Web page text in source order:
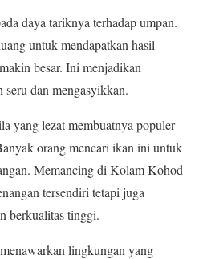
daya tariknya terhadap umpan.
untuk mendapatkan hasil
besar. Ini menjadikan
dan mengasyikkan.
yang lezat membuatnya populer
orang mencari ikan ini untuk
Memancing di Kolam Kohod
tersendiri tetapi juga
berkualitas tinggi.
lingkungan yang